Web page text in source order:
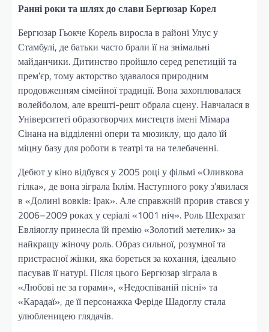
Ранні роки та шлях до слави Бергюзар Корел
Бергюзар Гьокче Корель виросла в районі Улус у
Стамбулі, де батьки часто брали її на знімальні
майданчики. Дитинство пройшло серед репетицій та
прем’єр, тому акторство здавалося природним
продовженням сімейної традиції. Вона захоплювалася
волейболом, але врешті-решт обрала сцену. Навчалася в
Університеті образотворчих мистецтв імені Мімара
Сінана на відділенні опери та мюзиклу, що дало їй
міцну базу для роботи в театрі та на телебаченні.
Дебют у кіно відбувся у 2005 році у фільмі «Оливкова
гілка», де вона зіграла Іклім. Наступного року з’явилася
в «Долині вовків: Ірак». Але справжній прорив стався у
2006–2009 роках у серіалі «1001 ніч». Роль Шехразат
Евліяоглу принесла їй премію «Золотий метелик» за
найкращу жіночу роль. Образ сильної, розумної та
пристрасної жінки, яка бореться за кохання, ідеально
пасував її натурі. Після цього Бергюзар зіграла в
«Любові не за горами», «Недоспіваній пісні» та
«Карадаї», де її персонажка Феріде Шадоглу стала
улюбленицею глядачів.